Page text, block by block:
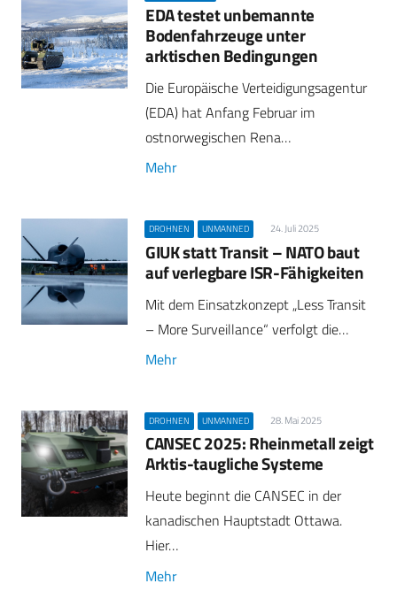
EDA testet unbemannte
Bodenfahrzeuge unter
arktischen Bedingungen
Die Europäische Verteidigungsagentur
(EDA) hat Anfang Februar im
ostnorwegischen Rena…
Mehr
DROHNEN UNMANNED 24. Juli 2025
GIUK statt Transit – NATO baut
auf verlegbare ISR-Fähigkeiten
Mit dem Einsatzkonzept „Less Transit
– More Surveillance“ verfolgt die…
Mehr
DROHNEN UNMANNED 28. Mai 2025
CANSEC 2025: Rheinmetall zeigt
Arktis-taugliche Systeme
Heute beginnt die CANSEC in der
kanadischen Hauptstadt Ottawa.
Hier…
Mehr